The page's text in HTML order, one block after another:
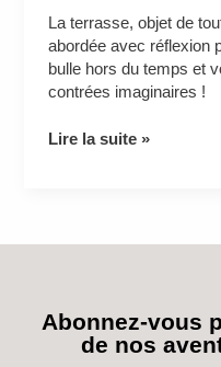
La terrasse, objet de
abordée avec réflexion
bulle hors du temps et
contrées imaginaires !
Lire la suite »
Abonnez-vous
de nos